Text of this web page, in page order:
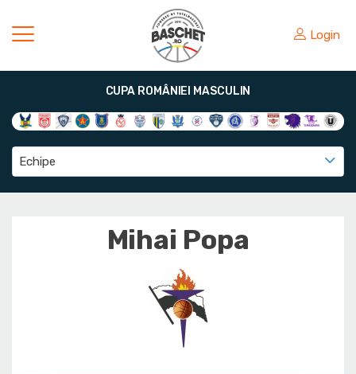
Login
CUPA ROMÂNIEI MASCULIN
Echipe
Mihai Popa